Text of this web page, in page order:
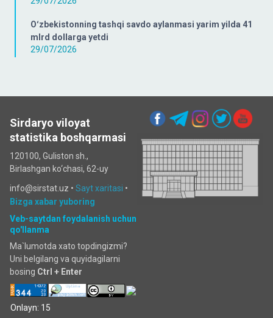
Oʻzbekistonning tashqi savdo aylanmasi yarim yilda 41
mlrd dollarga yetdi
29/07/2026
Sirdaryo viloyat
statistika boshqarmasi
120100, Guliston sh.,
Birlashgan ko‘chаsi, 62-uy
info@sirstat.uz • Sayt xaritasi •
Bizga xabar yuboring
Veb-saytdan foydalanish uchun
qo'llanma
Ma`lumotda xato topdingizmi?
Uni belgilang va quyidagilarni
bosing Ctrl + Enter
Onlayn: 15